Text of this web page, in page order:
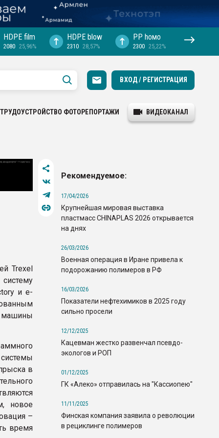
HDPE film
2080 25,96%
HDPE blow
2310 28,57%
PP hомо
2300 25,22%
ВХОД / РЕГИСТРАЦИЯ
ТРУДОУСТРОЙСТВО ФОТОРЕПОРТАЖИ ВИДЕОКАНАЛ
Trexel
и e-
машины
в
новое
–
время
Рекомендуемое:
17/04/2026
Крупнейшая мировая выставка
пластмасс CHINAPLAS 2026 открывается
на днях
26/03/2026
Военная операция в Иране привела к
подорожанию полимеров в РФ
16/03/2026
Показатели нефтехимиков в 2025 году
сильно просели
12/12/2025
Кацевман жестко развенчал псевдо-
экологов и РОП
01/12/2025
ГК «Алеко» отправилась на "Кассиопею"
11/11/2025
Финская компания заявила о революции
в рециклинге полимеров